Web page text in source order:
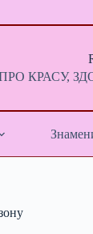
КРАСУ,